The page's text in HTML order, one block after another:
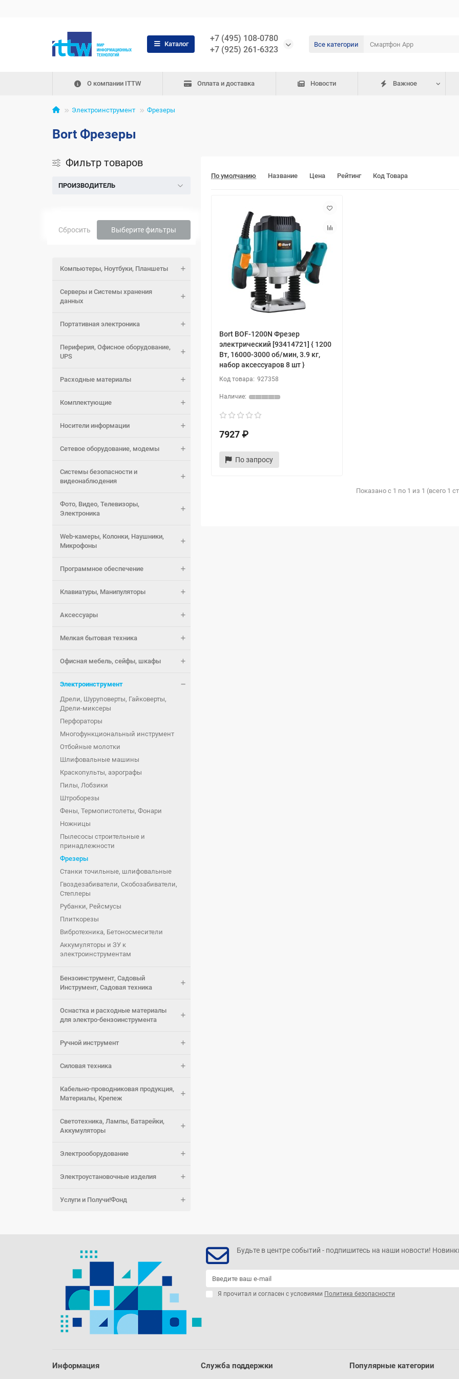
Каталог Все категории
+7 (495) 108-0780
+7 (925) 261-6323
О компании ITTW Оплата и доставка Новости Важное
Электроинструмент Фрезеры
Bort Фрезеры
Фильтр товаров
ПРОИЗВОДИТЕЛЬ
Сбросить Выберите фильтры
Компьютеры, Ноутбуки, Планшеты
Серверы и Системы хранения
данных
Портативная электроника
Периферия, Офисное оборудование,
UPS
Расходные материалы
Комплектующие
Носители информации
Сетевое оборудование, модемы
Системы безопасности и
видеонаблюдения
Фото, Видео, Телевизоры,
Электроника
Web-камеры, Колонки, Наушники,
Микрофоны
Программное обеспечение
Клавиатуры, Манипуляторы
Аксессуары
Мелкая бытовая техника
Офисная мебель, сейфы, шкафы
Электроинструмент
Дрели, Шуруповерты, Гайковерты,
Дрели-миксеры
Перфораторы
Многофункциональный инструмент
Отбойные молотки
Шлифовальные машины
Краскопульты, аэрографы
Пилы, Лобзики
Штроборезы
Фены, Термопистолеты, Фонари
Ножницы
Пылесосы строительные и
принадлежности
Фрезеры
Станки точильные, шлифовальные
Гвоздезабиватели, Скобозабиватели,
Степлеры
Рубанки, Рейсмусы
Плиткорезы
Вибротехника, Бетоносмесители
Аккумуляторы и ЗУ к
электроинструментам
Бензоинструмент, Садовый
Инструмент, Садовая техника
Оснастка и расходные материалы
для электро-бензоинструмента
Ручной инструмент
Силовая техника
Кабельно-проводниковая продукция,
Материалы, Крепеж
Светотехника, Лампы, Батарейки,
Аккумуляторы
Электрооборудование
Электроустановочные изделия
Услуги и Получи!Фонд
По умолчанию Название Цена Рейтинг Код Товара
Bort BOF-1200N Фрезер
электрический [93414721] { 1200
Вт, 16000-3000 об/мин, 3.9 кг,
набор аксессуаров 8 шт }
927358
7927 ₽
По запросу
Показано с 1 по 1 из 1 (всего 1
Будьте в центре событий - подпишитесь на наши новости!
Я прочитал и согласен с условиями Политика безопасности
Информация Служба поддержки Популярные категории